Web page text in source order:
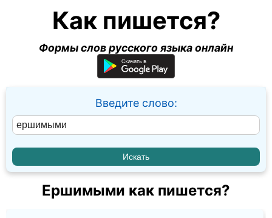
Как пишется?
Формы слов русского языка онлайн
Введите слово:
Ершимыми как пишется?